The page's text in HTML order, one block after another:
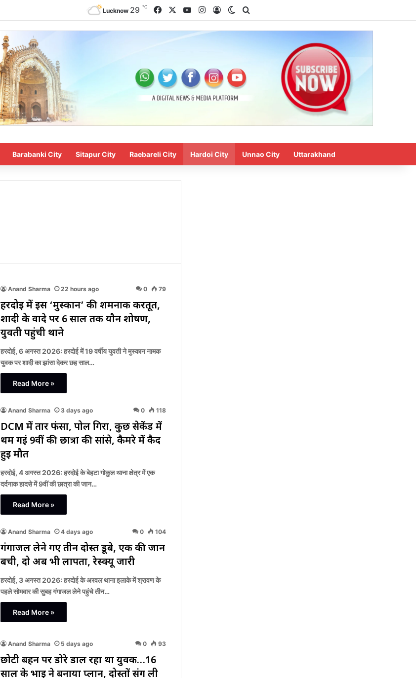
Lucknow 29 ℃
Barabanki City Sitapur City Raebareli City Hardoi City Unnao City Uttarakhand
Anand Sharma 22 hours ago 0 79
हरदोई में इस ‘मुस्कान’ की शर्मनाक करतूत,
शादी के वादे पर 6 साल तक यौन शोषण,
युवती पहुंची थाने
हरदोई, 6 अगस्त 2026: हरदोई में 19 वर्षीय युवती ने मुस्कान नामक
युवक पर शादी का झांसा देकर छह साल…
Read More »
Anand Sharma 3 days ago 0 118
DCM में तार फंसा, पोल गिरा, कुछ सेकेंड में
थम गईं 9वीं की छात्रा की सांसे, कैमरे में कैद
हुई मौत
हरदोई, 4 अगस्त 2026: हरदोई के बेहटा गोकुल थाना क्षेत्र में एक
दर्दनाक हादसे में 9वीं की छात्रा की जान…
Read More »
Anand Sharma 4 days ago 0 104
गंगाजल लेने गए तीन दोस्त डूबे, एक की जान
बची, दो अब भी लापता, रेस्क्यू जारी
हरदोई, 3 अगस्त 2026: हरदोई के अरवल थाना इलाके में श्रावण के
पहले सोमवार की सुबह गंगाजल लेने पहुंचे तीन…
Read More »
Anand Sharma 5 days ago 0 93
छोटी बहन पर डोरे डाल रहा था युवक…16
साल के भाई ने बनाया प्लान, दोस्तों संग ली